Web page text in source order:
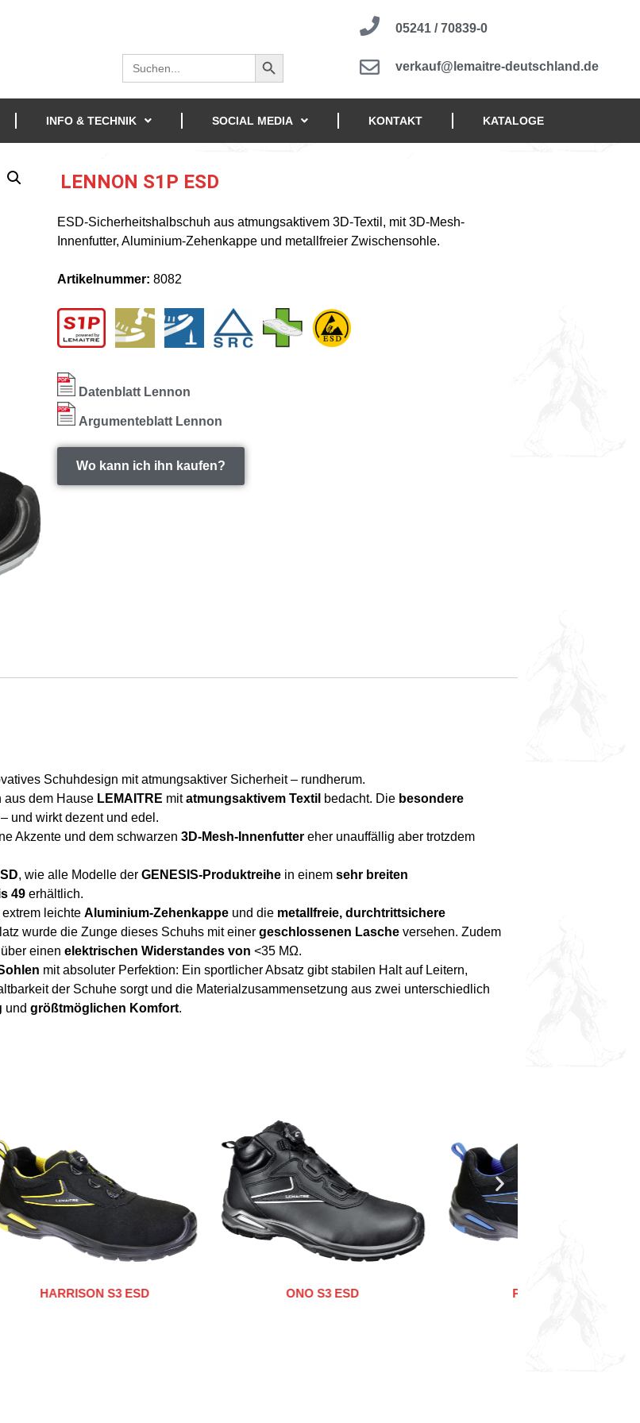
Search
for:
Search Button
05241 / 70839-0
verkauf@lemaitre-deutschland.de
INFO & TECHNIK SOCIAL MEDIA KONTAKT KATALOGE
LENNON S1P ESD
ESD-Sicherheitshalbschuh aus atmungsaktivem 3D-Textil, mit 3D-Mesh-
Innenfutter, Aluminium-Zehenkappe und metallfreier Zwischensohle.
Artikelnummer: 8082
Datenblatt Lennon
Argumenteblatt Lennon
Wo kann ich ihn kaufen?
Schuhdesign mit atmungsaktiver Sicherheit – rundherum.
aus dem Hause LEMAITRE mitatmungsaktivem Textil bedacht. Die besondere
– und wirkt dezent und edel.
Akzente und dem schwarzen 3D-Mesh-Innenfutter eher unauffällig aber trotzdem
, wie alle Modelle der GENESIS-Produktreihe in einem sehr breiten
49 erhältlich.
leichte Aluminium-Zehenkappe und die metallfreie, durchtrittsichere
wurde die Zunge dieses Schuhs mit einer geschlossenen Lasche versehen. Zudem
einen elektrischen Widerstandes von <35 MΩ.
mit absoluter Perfektion: Ein sportlicher Absatz gibt stabilen Halt auf Leitern,
der Schuhe sorgt und die Materialzusammensetzung aus zwei unterschiedlich
und größtmöglichen Komfort.
ONO S3 ESD